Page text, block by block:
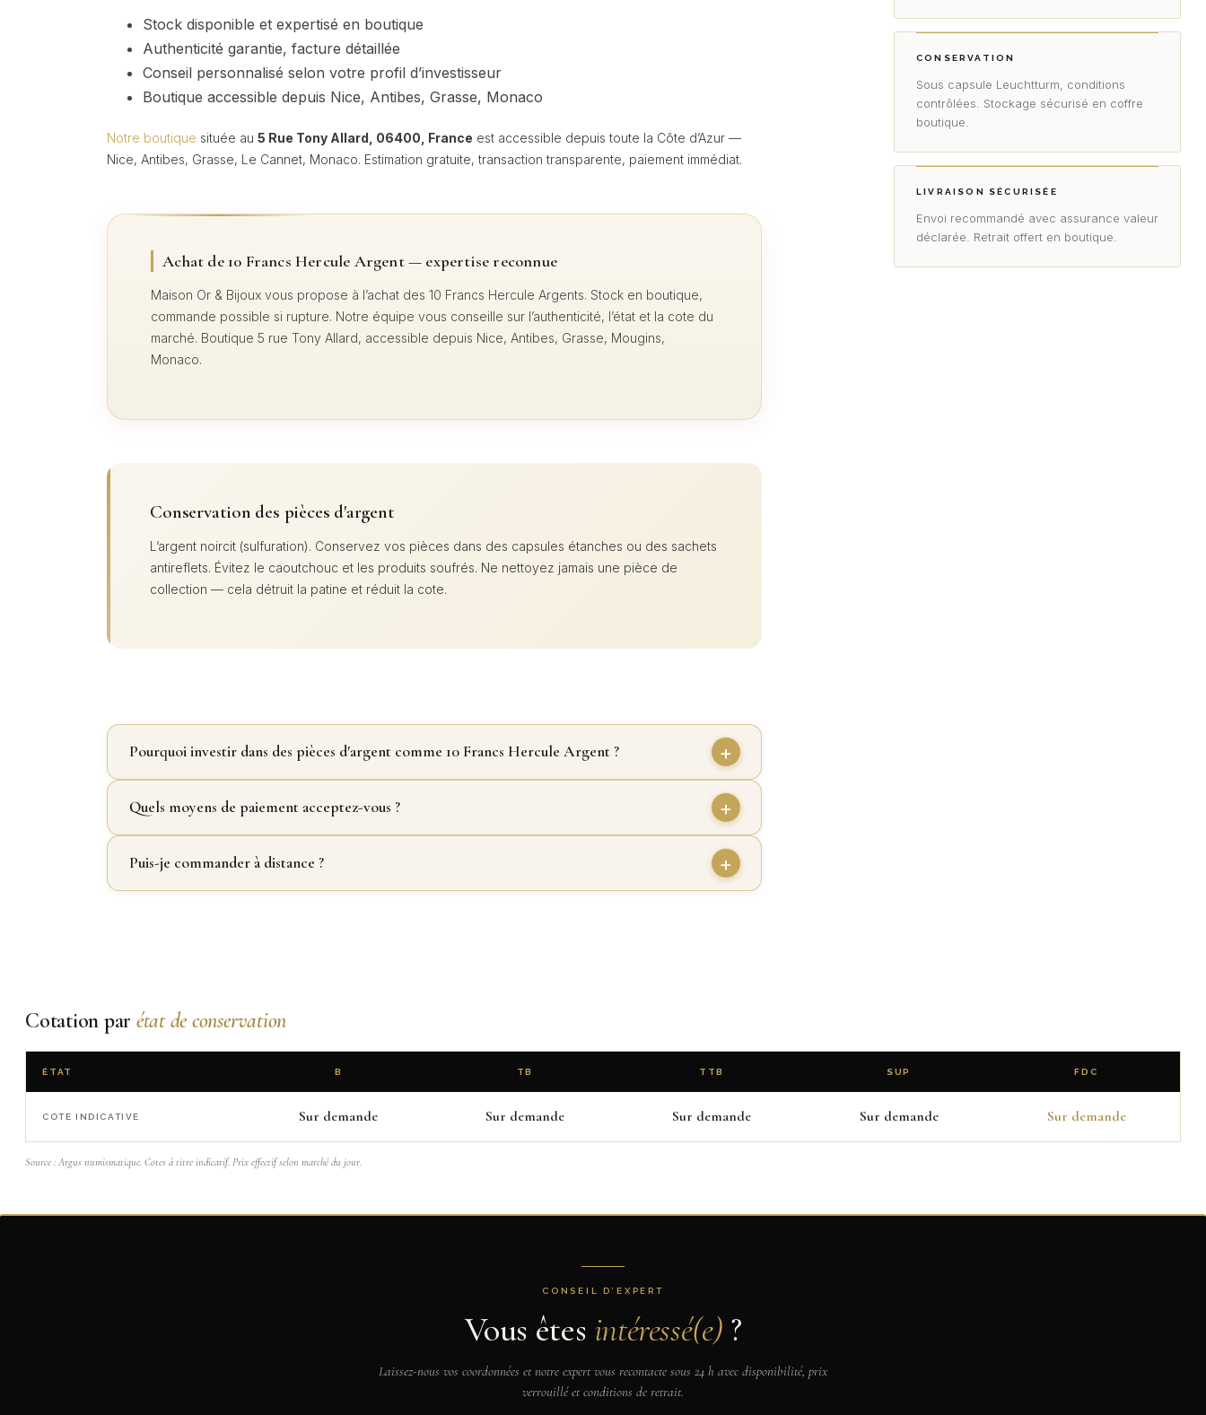
Stock disponible et expertisé en boutique
Authenticité garantie, facture détaillée
Conseil personnalisé selon votre profil d’investisseur
Boutique accessible depuis Nice, Antibes, Grasse, Monaco
Notre boutique située au5 Rue Tony Allard, 06400, France est accessible depuis toute la Côte d’Azur —
Nice, Antibes, Grasse, Le Cannet, Monaco. Estimation gratuite, transaction transparente, paiement immédiat.
Achat de 10 Francs Hercule Argent — expertise reconnue
Maison Or & Bijoux vous propose à l’achat des 10 Francs Hercule Argents. Stock en boutique,
commande possible si rupture. Notre équipe vous conseille sur l’authenticité, l’état et la cote du
marché. Boutique 5 rue Tony Allard, accessible depuis Nice, Antibes, Grasse, Mougins,
Monaco.
Conservation des pièces d'argent
L’argent noircit (sulfuration). Conservez vos pièces dans des capsules étanches ou des sachets
antireflets. Évitez le caoutchouc et les produits soufrés. Ne nettoyez jamais une pièce de
collection — cela détruit la patine et réduit la cote.
Pourquoi investir dans des pièces d'argent comme 10 Francs Hercule Argent ?
Quels moyens de paiement acceptez-vous ?
Puis-je commander à distance ?
CONSERVATION
Sous capsule Leuchtturm, conditions
contrôlées. Stockage sécurisé en coffre
boutique.
LIVRAISON SÉCURISÉE
Envoi recommandé avec assurance valeur
déclarée. Retrait offert en boutique.
Cotation par état de conservation
ÉTAT B TB TTB SUP FDC
COTE INDICATIVE Sur demande Sur demande Sur demande Sur demande Sur demande
Source : Argus numismatique. Cotes à titre indicatif. Prix effectif selon marché du jour.
CONSEIL D’EXPERT
Vous êtes intéressé(e) ?
Laissez-nous vos coordonnées et notre expert vous recontacte sous 24 h avec disponibilité, prix
verrouillé et conditions de retrait.